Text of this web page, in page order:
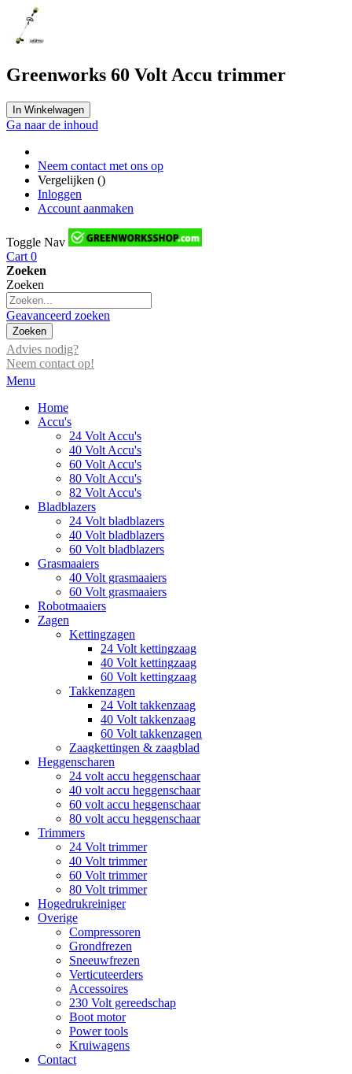
Greenworks 60 Volt Accu trimmer
In Winkelwagen
Ga naar de inhoud
Neem contact met ons op
Vergelijken ()
Inloggen
Account aanmaken
Toggle Nav
Cart 0
Zoeken
Zoeken
Geavanceerd zoeken
Zoeken
Advies nodig?
Neem contact op!
Menu
Home
Accu's
24 Volt Accu's
40 Volt Accu's
60 Volt Accu's
80 Volt Accu's
82 Volt Accu's
Bladblazers
24 Volt bladblazers
40 Volt bladblazers
60 Volt bladblazers
Grasmaaiers
40 Volt grasmaaiers
60 Volt grasmaaiers
Robotmaaiers
Zagen
Kettingzagen
24 Volt kettingzaag
40 Volt kettingzaag
60 Volt kettingzaag
Takkenzagen
24 Volt takkenzaag
40 Volt takkenzaag
60 Volt takkenzagen
Zaagkettingen & zaagblad
Heggenscharen
24 volt accu heggenschaar
40 volt accu heggenschaar
60 volt accu heggenschaar
80 volt accu heggenschaar
Trimmers
24 Volt trimmer
40 Volt trimmer
60 Volt trimmer
80 Volt trimmer
Hogedrukreiniger
Overige
Compressoren
Grondfrezen
Sneeuwfrezen
Verticuteerders
Accessoires
230 Volt gereedschap
Boot motor
Power tools
Kruiwagens
Contact